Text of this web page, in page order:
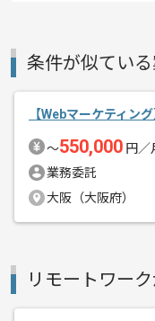
その他募集要項
エージェントからの
条件が似てい
【Webマーケティン
〜550,000 円／
業務委託
大阪（大阪府）
リモートワー